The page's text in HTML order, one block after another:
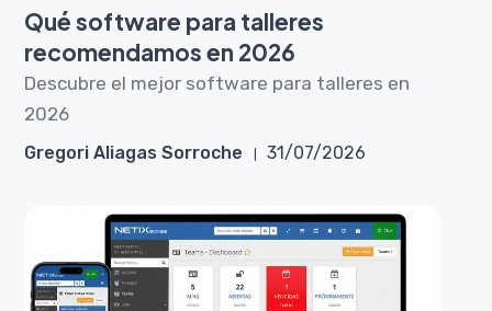
Qué software para talleres
recomendamos en 2026
Descubre el mejor software para talleres en
2026
Gregori Aliagas Sorroche 31/07/2026